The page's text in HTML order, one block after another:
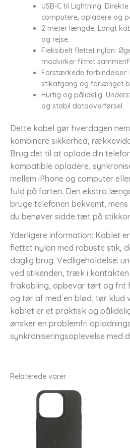
USB-C til Lightning:
computere, opladere og
2 meter længde: Langt
og rejse.
Fleksibelt flettet nylon:
modvirker filtret
Forstærkede forbindelser:
stikafgang og forlænget
Hurtig og pålidelig:
og stabil dataoverførsel.
Dette kabel gør hverdagen
kombinere sikkerhed,
Brug det til at oplade din
kompatible opladere,
mellem iPhone og computer
fuld på farten. Den ekstra
bruge telefonen bekvemt,
du behøver sidde tæt på
Yderligere information: Kablet
flettet nylon med robuste stik,
daglig brug. Vedligeholdelse:
ved stikenden, træk i
frakobling, opbevar tørt og frit
og tør af med en blød, tør klud
kablet er et praktisk og
ønsker en problemfri
synkroniseringsoplevelse med
Relaterede varer